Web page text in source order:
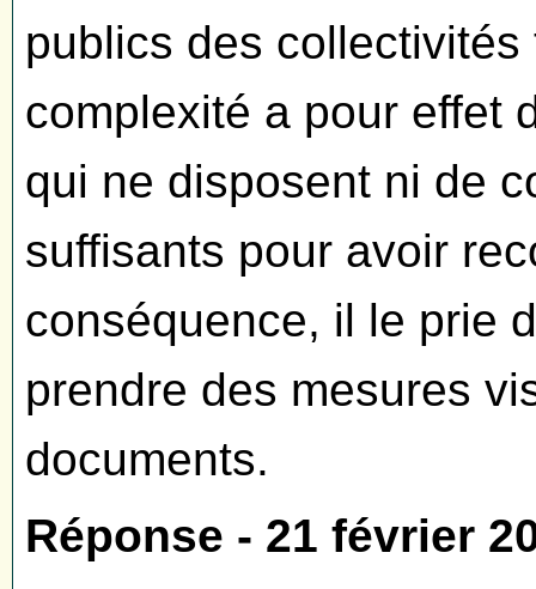
publics des
complexité a pour effet
qui ne disposent ni de
suffisants pour avoir
conséquence, il le prie
prendre des mesures
documents.
Réponse - 21 février